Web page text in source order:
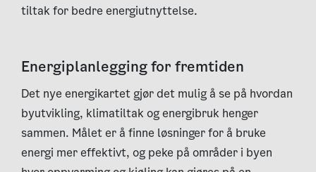
tiltak for bedre energiutnyttelse.
Energiplanlegging for fremtiden
Det nye energikartet gjør det mulig å se på hvordan
byutvikling, klimatiltak og energibruk henger
sammen. Målet er å finne løsninger for å bruke
energi mer effektivt, og peke på områder i byen